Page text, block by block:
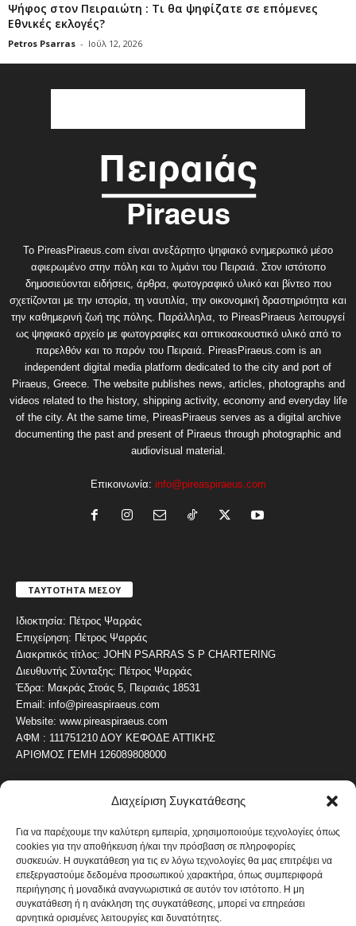
Διαχείριση Συγκατάθεσης
Για να παρέχουμε την καλύτερη εμπειρία, χρησιμοποιούμε τεχνολογίες όπως
cookies για την αποθήκευση ή/και την πρόσβαση σε πληροφορίες
συσκευών. Η συγκατάθεση για τις εν λόγω τεχνολογίες θα μας επιτρέψει να
επεξεργαστούμε δεδομένα προσωπικού χαρακτήρα, όπως συμπεριφορά
περιήγησης ή μοναδικά αναγνωριστικά σε αυτόν τον ιστότοπο. Η μη
συγκατάθεση ή η ανάκληση της συγκατάθεσης, μπορεί να επηρεάσει
αρνητικά ορισμένες λειτουργίες και δυνατότητες.
Ψήφος στον Πειραιώτη : Τι θα ψηφίζατε σε επόμενες
Εθνικές εκλογές?
Petros Psarras - Ιούλ 12, 2026
Το PireasPiraeus.com είναι ανεξάρτητο ψηφιακό ενημερωτικό μέσο
αφιερωμένο στην πόλη και το λιμάνι του Πειραιά. Στον ιστότοπο
δημοσιεύονται ειδήσεις, άρθρα, φωτογραφικό υλικό και βίντεο που
σχετίζονται με την ιστορία, τη ναυτιλία, την οικονομική δραστηριότητα και
την καθημερινή ζωή της πόλης. Παράλληλα, το PireasPiraeus λειτουργεί
ως ψηφιακό αρχείο με φωτογραφίες και οπτικοακουστικό υλικό από το
παρελθόν και το παρόν του Πειραιά. PireasPiraeus.com is an
independent digital media platform dedicated to the city and port of
Piraeus, Greece. The website publishes news, articles, photographs and
videos related to the history, shipping activity, economy and everyday life
of the city. At the same time, PireasPiraeus serves as a digital archive
documenting the past and present of Piraeus through photographic and
audiovisual material.
Επικοινωνία: info@pireaspiraeus.com
ΤΑΥΤΟΤΗΤΑ ΜΕΣΟΥ
Ιδιοκτησία: Πέτρος Ψαρράς
Επιχείρηση: Πέτρος Ψαρράς
Διακριτικός τίτλος: JOHN PSARRAS S P CHARTERING
Διευθυντής Σύνταξης: Πέτρος Ψαρράς
Έδρα: Μακράς Στοάς 5, Πειραιάς 18531
Email: info@pireaspiraeus.com
Website: www.pireaspiraeus.com
ΑΦΜ : 111751210 ΔΟΥ ΚΕΦΟΔΕ ΑΤΤΙΚΗΣ
ΑΡΙΘΜΟΣ ΓΕΜΗ 126089808000
ΔΗΜΟΦΙΛΗ ΚΑΤΗΓΟΡΙΑ
ΝΕΑ ΤΟΥ ΠΕΙΡΑΙΑ
ΟΛΥΜΠΙΑΚΟΣ
ΑΛΛΑ ΚΟΙΝΩΝΙΚΑ
ΕΙΔΗΣΕΙΣ ΝΑΥΤΙΛΙΑ